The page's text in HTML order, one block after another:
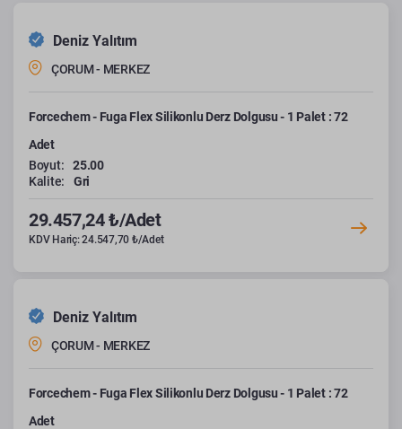
Deniz Yalıtım
ÇORUM - MERKEZ
Forcechem - Fuga Flex Silikonlu Derz Dolgusu - 1 Palet : 72
Adet
Boyut:
25.00
Kalite:
Gri
29.457,24 ₺/Adet
KDV Hariç: 24.547,70 ₺/Adet
Deniz Yalıtım
ÇORUM - MERKEZ
Forcechem - Fuga Flex Silikonlu Derz Dolgusu - 1 Palet : 72
Adet